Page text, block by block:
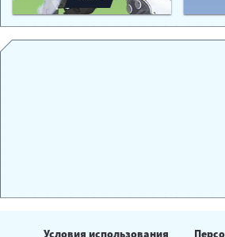
Условия использования